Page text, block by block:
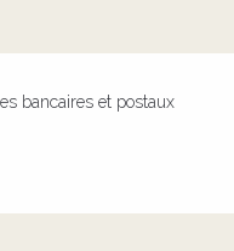
bancaires et postaux